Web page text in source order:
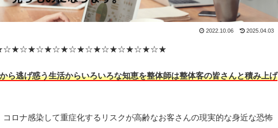
2022.10.06 2025.04.03
ら逃げ惑う生活からいろいろな知恵を整体師は整体客の皆さんと積み上げ
コロナ感染して重症化するリスクが高齢なお客さんの現実的な身近な恐怖